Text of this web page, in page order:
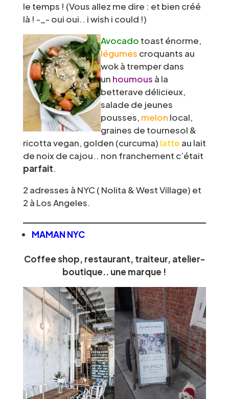
le temps ! (Vous allez me dire : et bien créé
là ! -_- oui oui.. i wish i could !)
Avocado toast énorme,
légumes croquants au
wok à tremper dans
un houmous à la
betterave délicieux,
salade de jeunes
pousses, melon local,
graines de tournesol &
ricotta vegan, golden (curcuma) latte au lait
de noix de cajou.. non franchement c’était
parfait.
2 adresses à NYC ( Nolita & West Village) et
2 à Los Angeles.
MAMAN NYC
Coffee shop, restaurant, traiteur, atelier-
boutique.. une marque !